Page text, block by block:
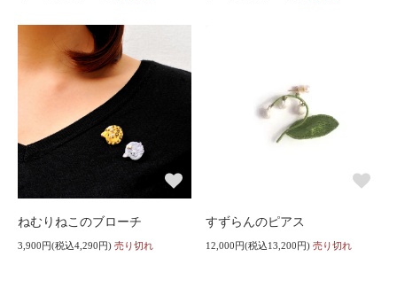
ねむりねこのブローチ
3,900円(税込4,290円) 売り切れ
すずらんのピアス
12,000円(税込13,200円) 売り切れ